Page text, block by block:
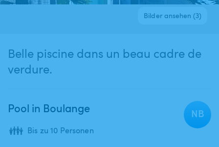
Bilder ansehen (3)
Belle piscine dans un beau cadre de
verdure.
Pool in Boulange
👪 Bis zu 10 Personen
NB